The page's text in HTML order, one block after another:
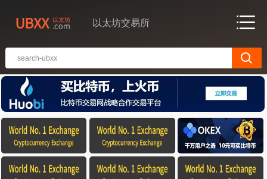
以太坊交易所